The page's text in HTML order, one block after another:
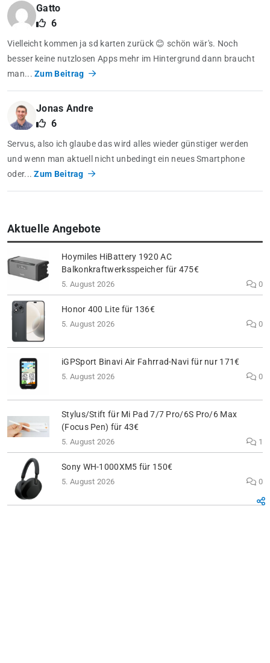
Gatto
6
Vielleicht kommen ja sd karten zurück 😊 schön wär's. Noch
besser keine nutzlosen Apps mehr im Hintergrund dann braucht
man...Zum Beitrag
Jonas Andre
6
Servus, also ich glaube das wird alles wieder günstiger werden
und wenn man aktuell nicht unbedingt ein neues Smartphone
oder...Zum Beitrag
Aktuelle Angebote
Hoymiles HiBattery 1920 AC
Balkonkraftwerksspeicher für 475€
5. August 2026 0
Honor 400 Lite für 136€
5. August 2026 0
iGPSport Binavi Air Fahrrad-Navi für nur 171€
5. August 2026 0
Stylus/Stift für Mi Pad 7/7 Pro/6S Pro/6 Max
(Focus Pen) für 43€
5. August 2026 1
Sony WH-1000XM5 für 150€
5. August 2026 0